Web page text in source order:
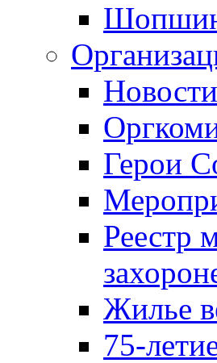
Новости
Герои
Реестр
Жилье
75-